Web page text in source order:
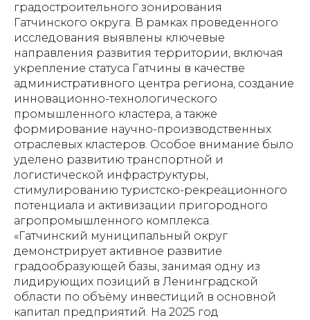
градостроительного зонирования
Гатчинского округа. В рамках проведенного
исследования выявлены ключевые
направления развития территории, включая
укрепление статуса Гатчины в качестве
административного центра региона, создание
инновационно-технологического
промышленного кластера, а также
формирование научно-производственных
отраслевых кластеров. Особое внимание было
уделено развитию транспортной и
логистической инфраструктуры,
стимулированию туристско-рекреационного
потенциала и активизации пригородного
агропромышленного комплекса.
«Гатчинский муниципальный округ
демонстрирует активное развитие
градообразующей базы, занимая одну из
лидирующих позиций в Ленинградской
области по объёму инвестиций в основной
капитал предприятий. На 2025 год